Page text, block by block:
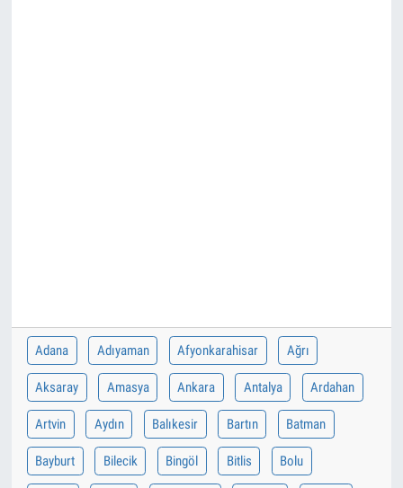
Adana Adıyaman Afyonkarahisar Ağrı
Aksaray Amasya Ankara Antalya Ardahan
Artvin Aydın Balıkesir Bartın Batman
Bayburt Bilecik Bingöl Bitlis Bolu